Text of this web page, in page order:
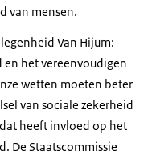
van mensen.
Van Hijum:
en het vereenvoudigen
wetten moeten beter
van sociale zekerheid
heeft invloed op het
De Staatscommissie